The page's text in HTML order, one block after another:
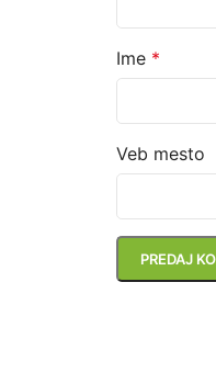
Ime *
Veb mesto